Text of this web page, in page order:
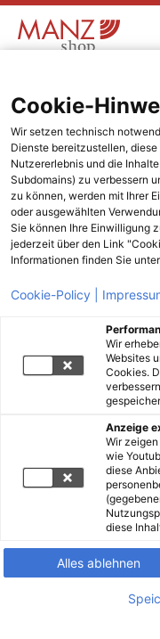
Cookie-
Wir setzen technisch
Dienste bereitzustellen,
Nutzererlebnis und die
Subdomains) zu verbessern
zu können, werden mit Ihrer
oder ausgewählten
Sie können Ihre Einwilligung
jederzeit über den Link
Informationen finden Sie
Cookie-Policy |
Wir
Websites
Cookies.
Anzeige
Wir
wie
diese
diese
Alles ablehnen